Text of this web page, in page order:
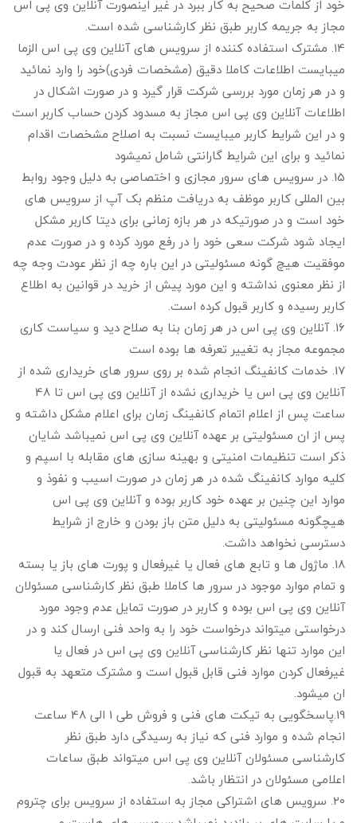
خود از کلمات صحیح به کار ببرد در غیر اینصورت آنلاین وی پی اس
مجاز به جریمه کاربر طبق نظر کارشناسی شده است.
14. مشترک استفاده کننده از سرویس های آنلاین وی پی اس الزما
میبایست اطلاعات کاملا دقیق (مشخصات فردی)خود را وارد نمائید
و در هر زمان مورد بررسی شرکت قرار گیرد و در صورت اشکال در
اطلاعات آنلاین وی پی اس مجاز به مسدود کردن حساب کاربر است
و در این شرایط کاربر میبایست نسبت به اصلاح مشخصات اقدام
نمائید و برای این شرایط گارانتی شامل نمیشود
15. در سرویس های سرور مجازی و اختصاصی به دلیل وجود روابط
بین المللی کاربر موظف به دریافت منظم بک آپ از سرویس های
خود است و در صورتیکه در هر بازه زمانی برای دیتا کاربر مشکل
ایجاد شود شرکت سعی خود را در رفع مورد کرده و در صورت عدم
موفقیت هیچ گونه مسئولیتی در این باره چه از نظر عودت وجه چه
از نظر معنوی نداشته و این مورد پیش از خرید در قوانین به اطلاع
کاربر رسیده و کاربر قبول کرده است.
16. آنلاین وی پی اس در هر زمان بنا به صلاح دید و سیاست کاری
مجموعه مجاز به تغییر تعرفه ها بوده است
17. خدمات کانفینگ انجام شده بر روی سرور های خریداری شده از
آنلاین وی پی اس یا خریداری نشده از آنلاین وی پی اس تا 48
ساعت پس از اعلام اتمام کانفینگ زمان برای اعلام مشکل داشته و
پس از ان مسئولیتی بر عهده آنلاین وی پی اس نمیباشد شایان
ذکر است تنظیمات امنیتی و بهینه سازی های مقابله با اسپم و
کلیه موارد کانفینگ شده در هر زمان در صورت اسیب و نفوذ و
موارد این چنین بر عهده خود کاربر بوده و آنلاین وی پی اس
هیچگونه مسئولیتی به دلیل متن باز بودن و خارج از شرایط
دسترسی نخواهد داشت.
18. ماژول ها و تابع های فعال یا غیرفعال و پورت های باز یا بسته
و تمام موارد موجود در سرور ها کاملا طبق نظر کارشناسی مسئولان
آنلاین وی پی اس بوده و کاربر در صورت تمایل عدم وجود مورد
درخواستی میتواند درخواست خود را به واحد فنی ارسال کند و در
این موارد تنها نظر کارشناسی آنلاین وی پی اس در فعال یا
غیرفعال کردن موارد فنی قابل قبول است و مشترک متعهد به قبول
ان میشود.
19.پاسخگویی به تیکت های فنی و فروش طی 1 الی 48 ساعت
انجام شده و موارد فنی که نیاز به رسیدگی دارد طبق نظر
کارشناسی مسئولان آنلاین وی پی اس میتواند طبق ساعات
اعلامی مسئولان در انتظار باشد.
20. سرویس های اشتراکی مجاز به استفاده از سرویس برای چتروم